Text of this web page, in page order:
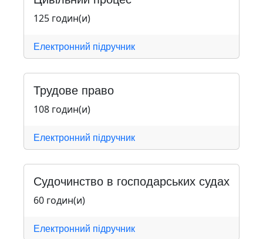
125 годин(и)
Електронний підручник
Трудове право
108 годин(и)
Електронний підручник
Судочинство в господарських судах
60 годин(и)
Електронний підручник